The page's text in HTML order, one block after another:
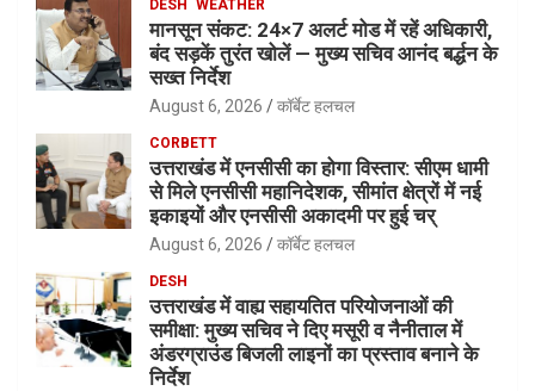
DESH WEATHER
मानसून संकट: 24×7 अलर्ट मोड में रहें अधिकारी,
बंद सड़कें तुरंत खोलें — मुख्य सचिव आनंद बर्द्धन के
सख्त निर्देश
August 6, 2026 कॉर्बेट हलचल
CORBETT
उत्तराखंड में एनसीसी का होगा विस्तार: सीएम धामी
से मिले एनसीसी महानिदेशक, सीमांत क्षेत्रों में नई
इकाइयों और एनसीसी अकादमी पर हुई चर्
August 6, 2026 कॉर्बेट हलचल
DESH
उत्तराखंड में वाह्य सहायतित परियोजनाओं की
समीक्षा: मुख्य सचिव ने दिए मसूरी व नैनीताल में
अंडरग्राउंड बिजली लाइनों का प्रस्ताव बनाने के
निर्देश